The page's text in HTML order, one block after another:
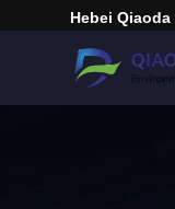
Hebei